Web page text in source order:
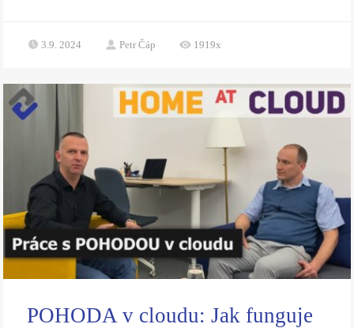
3.9. 2024 Petr Čáp 1919x
POHODA v cloudu: Jak funguje